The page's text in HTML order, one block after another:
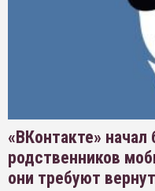
«ВКонтакте»
родственников
они требуют